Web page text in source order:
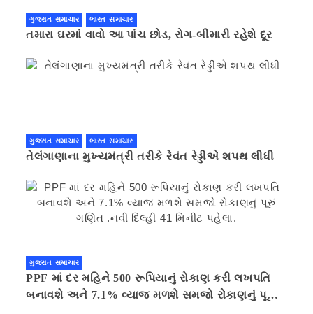
ગુજરાત સમાચાર ભારત સમાચાર
તમારા ઘરમાં વાવો આ પાંચ છોડ, રોગ-બીમારી રહેશે દૂર
ગુજરાત સમાચાર ભારત સમાચાર
તેલંગાણાના મુખ્યમંત્રી તરીકે રેવંત રેડ્ડીએ શપથ લીધી
ગુજરાત સમાચાર
PPF માં દર મહિને 500 રૂપિયાનું રોકાણ કરી લખપતિ
બનાવશે અને 7.1% વ્યાજ મળશે સમજો રોકાણનું પૂરું